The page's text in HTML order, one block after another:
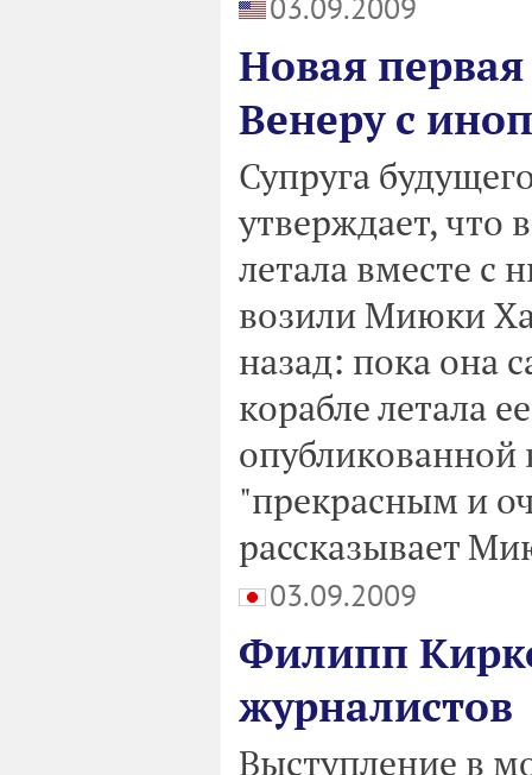
Новая
Венеру с
Супруга
утверждает, что
летала вместе с
возили Миюки
назад: пока она
корабле летала
опубликованной
"прекрасным и
рассказывает
03.09.2009
Филипп
журналистов
Выступление в